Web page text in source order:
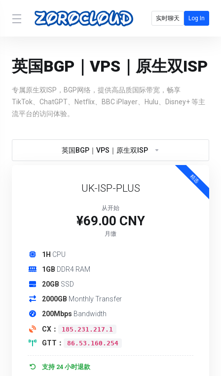
实时聊天 Log In
英国BGP｜VPS｜原生双ISP
专属原生双ISP，BGP网络，提供高品质国际带宽，畅享
TikTok、ChatGPT、Netflix、BBC iPlayer、Hulu、Disney+ 等主
流平台的访问体验。
英国BGP｜VPS｜原生双ISP
精选
UK-ISP-PLUS
从开始
¥69.00 CNY
月缴
1H CPU
1GB DDR4 RAM
20GB SSD
2000GB Monthly Transfer
200Mbps Bandwidth
CX：
185.231.217.1
GTT： 86.53.160.254
支持 24 小时退款